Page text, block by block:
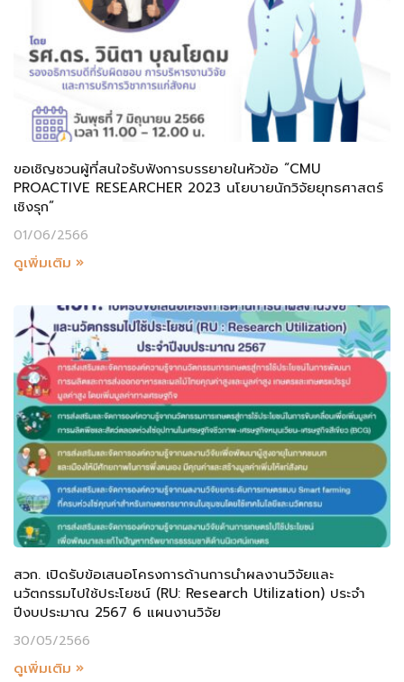
ขอเชิญชวนผู้ที่สนใจรับฟังการบรรยายในหัวข้อ “CMU
PROACTIVE RESEARCHER 2023 นโยบายนักวิจัยยุทธศาสตร์
เชิงรุก”
01/06/2566
ดูเพิ่มเติม »
สวก. เปิดรับข้อเสนอโครงการด้านการนำผลงานวิจัยและ
นวัตกรรมไปใช้ประโยชน์ (RU: Research Utilization) ประจำ
ปีงบประมาณ 2567 6 แผนงานวิจัย
30/05/2566
ดูเพิ่มเติม »